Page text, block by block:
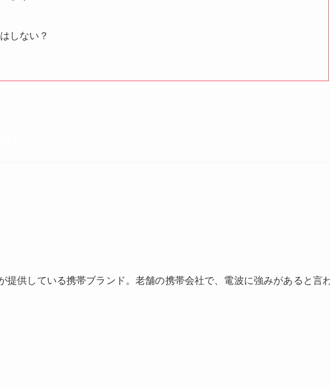
しない？
提供している携帯ブランド。老舗の携帯会社で、電波に強みがあると言